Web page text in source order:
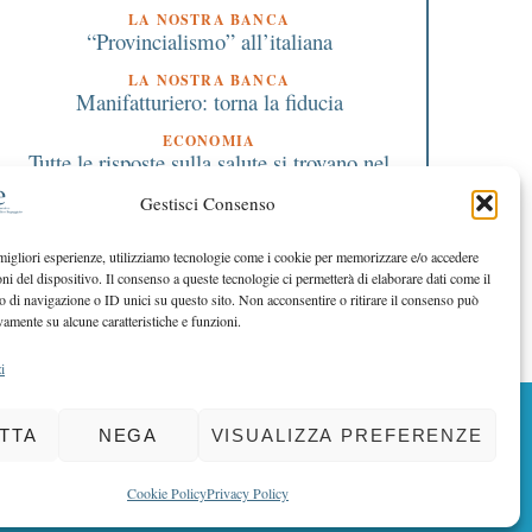
Gestisci Consenso
esperienze, utilizziamo tecnologie come i cookie per memorizzare e/o accedere
del dispositivo. Il consenso a queste tecnologie ci permetterà di elaborare dati come il
di navigazione o ID unici su questo sito. Non acconsentire o ritirare il consenso può
su alcune caratteristiche e funzioni.
NEGA VISUALIZZA PREFERENZE
Cookie PolicyPrivacy Policy
LA NOSTRA BANCA
“Provincialismo” all’italiana
LA NOSTRA BANCA
Manifatturiero: torna la fiducia
ECONOMIA
Tutte le risposte sulla salute si trovano nel
EDITORIALE PRESIDENTE
I nostri valori indicano la rotta
BACK TO TOP